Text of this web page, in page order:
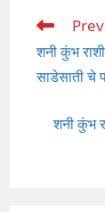
Read
more
articles
शनी कुंभ
साडेसाती चे
शनी कुंभ